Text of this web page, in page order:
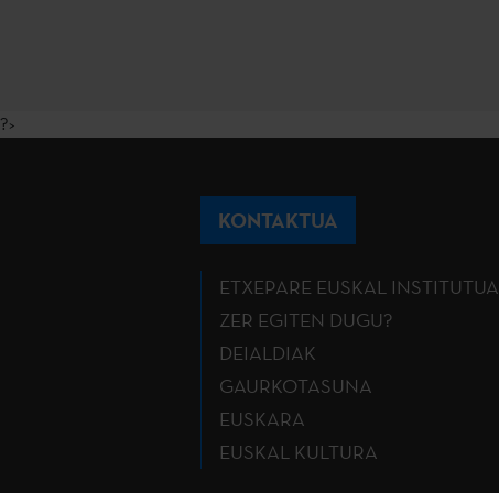
?>
KONTAKTUA
ETXEPARE EUSKAL INSTITUTUA
ZER EGITEN DUGU?
DEIALDIAK
GAURKOTASUNA
EUSKARA
EUSKAL KULTURA